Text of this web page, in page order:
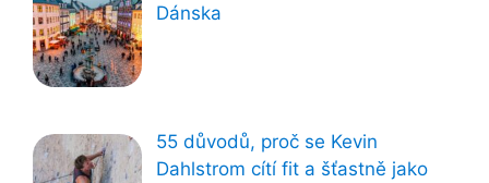
Dánska
55 důvodů, proč se Kevin
Dahlstrom cítí fit a šťastně jako